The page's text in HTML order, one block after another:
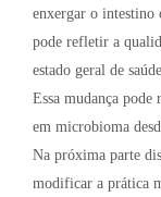
enxergar o intestino
pode refletir a
estado geral de
Essa mudança pode
em microbioma
Na próxima parte
modificar a prática